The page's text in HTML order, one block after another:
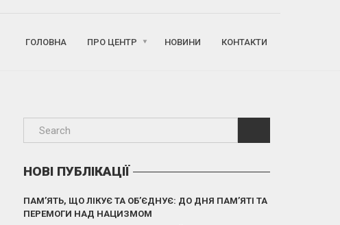
ГОЛОВНА ПРО ЦЕНТР НОВИНИ КОНТАКТИ
НОВІ ПУБЛІКАЦІЇ
ПАМ’ЯТЬ, ЩО ЛІКУЄ ТА ОБ’ЄДНУЄ: ДО ДНЯ ПАМ’ЯТІ ТА
ПЕРЕМОГИ НАД НАЦИЗМОМ